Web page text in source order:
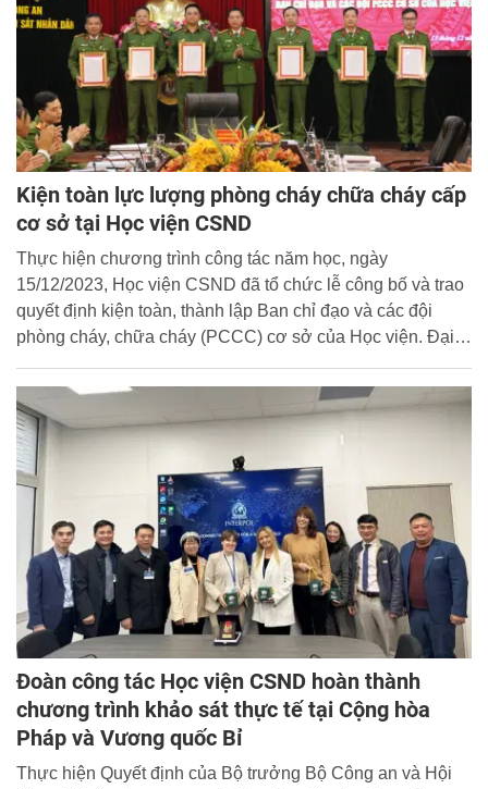
Kiện toàn lực lượng phòng cháy chữa cháy cấp
cơ sở tại Học viện CSND
Thực hiện chương trình công tác năm học, ngày
15/12/2023, Học viện CSND đã tổ chức lễ công bố và trao
quyết định kiện toàn, thành lập Ban chỉ đạo và các đội
phòng cháy, chữa cháy (PCCC) cơ sở của Học viện. Đại
ủy, Phó Giám đốc Học viện dự và chủ trì buổi lễ.
Đoàn công tác Học viện CSND hoàn thành
chương trình khảo sát thực tế tại Cộng hòa
Pháp và Vương quốc Bỉ
Thực hiện Quyết định của Bộ trưởng Bộ Công an và Hội